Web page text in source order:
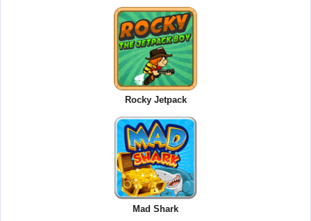
Rocky Jetpack
Mad Shark